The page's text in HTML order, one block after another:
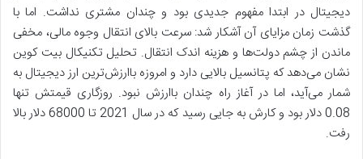
دیجیتال در ابتدا مفهوم جدیدی بود و چندان مشتری نداشت. اما با
گذشت زمان مزایای آن آشکار شد: سرعت بالای انتقال وجوه مالی، مخفی
ماندن از چشم دولت‌ها و هزینه اندک انتقال. تحلیل تکنیکال بیت کوین
نشان می‌دهد که پتانسیل بالایی دارد و امروزه باارزش‌ترین ارز دیجیتال به
شمار می‌آید، اما در آغاز راه چندان باارزش نبود. روزگاری قیمتش تنها
0.08 دلار بود و کارش به جایی رسید که در سال 2021 تا 68000 دلار بالا
رفت.